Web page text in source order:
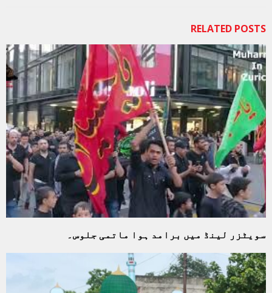
RELATED POSTS
سویٹزر لینڈ میں برامد ہوا ماتمی جلوس۔